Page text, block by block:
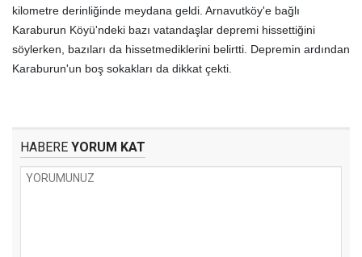
kilometre derinliğinde meydana geldi. Arnavutköy'e bağlı
Karaburun Köyü'ndeki bazı vatandaşlar depremi hissettiğini
söylerken, bazıları da hissetmediklerini belirtti. Depremin ardından
Karaburun'un boş sokakları da dikkat çekti.
HABERE YORUM KAT